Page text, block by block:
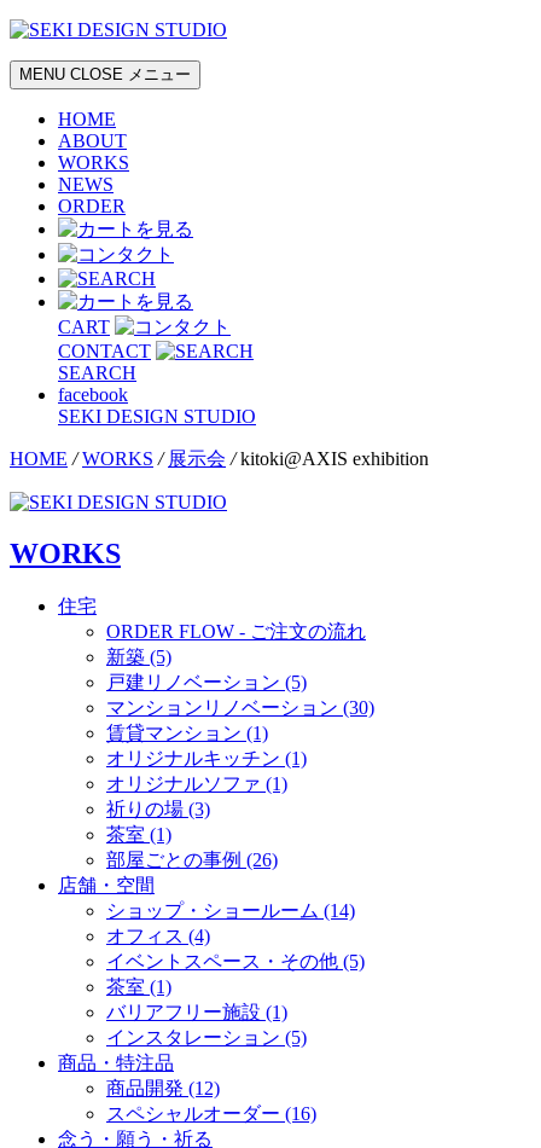
MENU CLOSE メニュー
HOME
ABOUT
WORKS
NEWS
ORDER
CART
CONTACT
SEARCH
facebook
SEKI DESIGN STUDIO
HOME / WORKS / 展示会 / kitoki@AXIS exhibition
WORKS
住宅
ORDER FLOW - ご注文の流れ
新築 (5)
戸建リノベーション (5)
マンションリノベーション (30)
賃貸マンション (1)
オリジナルキッチン (1)
オリジナルソファ (1)
祈りの場 (3)
茶室 (1)
部屋ごとの事例 (26)
店舗・空間
ショップ・ショールーム (14)
オフィス (4)
イベントスペース・その他 (5)
茶室 (1)
バリアフリー施設 (1)
インスタレーション (5)
商品・特注品
商品開発 (12)
スペシャルオーダー (16)
念う・願う・祈る